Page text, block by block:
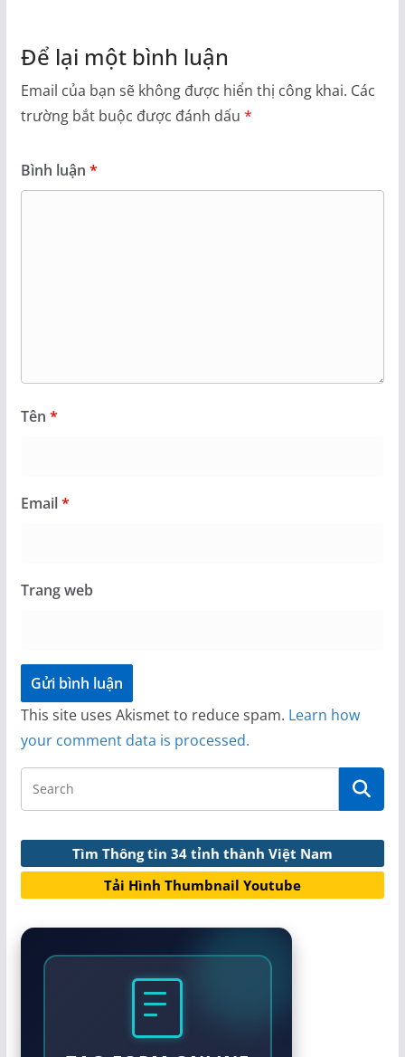
Để lại một bình luận
Email của bạn sẽ không được hiển thị công khai. Các
trường bắt buộc được đánh dấu *
Bình luận *
Tên *
Email*
Trang web
This site uses Akismet to reduce spam. Learn how
your comment data is processed.
Tìm Thông tin 34 tỉnh thành Việt Nam
Tải Hình Thumbnail Youtube